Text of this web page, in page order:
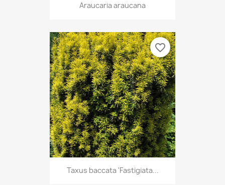
Araucaria araucana
Taxus baccata 'Fastigiata...
favorite_border